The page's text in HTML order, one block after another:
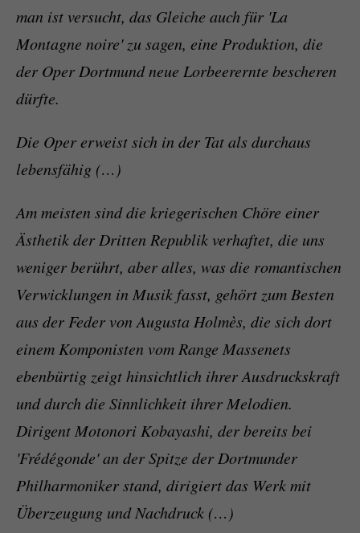
man ist versucht, das Gleiche auch für 'La
Montagne noire' zu sagen, eine Produktion, die
der Oper Dortmund neue Lorbeerernte bescheren
dürfte.
Die Oper erweist sich in der Tat als durchaus
lebensfähig (…)
Am meisten sind die kriegerischen Chöre einer
Ästhetik der Dritten Republik verhaftet, die uns
weniger berührt, aber alles, was die romantischen
Verwicklungen in Musik fasst, gehört zum Besten
aus der Feder von Augusta Holmès, die sich dort
einem Komponisten vom Range Massenets
ebenbürtig zeigt hinsichtlich ihrer Ausdruckskraft
und durch die Sinnlichkeit ihrer Melodien.
Dirigent Motonori Kobayashi, der bereits bei
'Frédégonde' an der Spitze der Dortmunder
Philharmoniker stand, dirigiert das Werk mit
Überzeugung und Nachdruck (…)